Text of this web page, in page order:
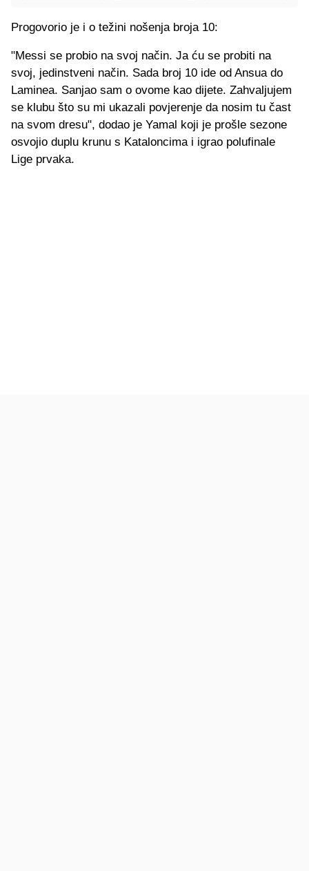
Progovorio je i o težini nošenja broja 10:
"Messi se probio na svoj način. Ja ću se probiti na
svoj, jedinstveni način. Sada broj 10 ide od Ansua do
Laminea. Sanjao sam o ovome kao dijete. Zahvaljujem
se klubu što su mi ukazali povjerenje da nosim tu čast
na svom dresu", dodao je Yamal koji je prošle sezone
osvojio duplu krunu s Kataloncima i igrao polufinale
Lige prvaka.